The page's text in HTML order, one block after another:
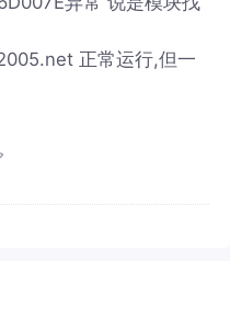
正常运行,但一